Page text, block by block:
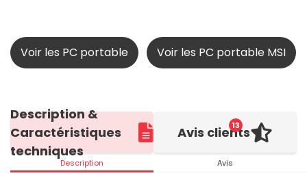
Voir les PC portable Voir les PC portable MSI
Description &
Caractéristiques
techniques
Description
13
Avis clients
Avis